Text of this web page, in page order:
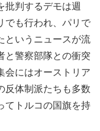
批判するデモは週
でも行われ、パリで
というニュースが流
と警察部隊との衝突
会にはオーストリア
反体制派たちも多数
てトルコの国旗を持